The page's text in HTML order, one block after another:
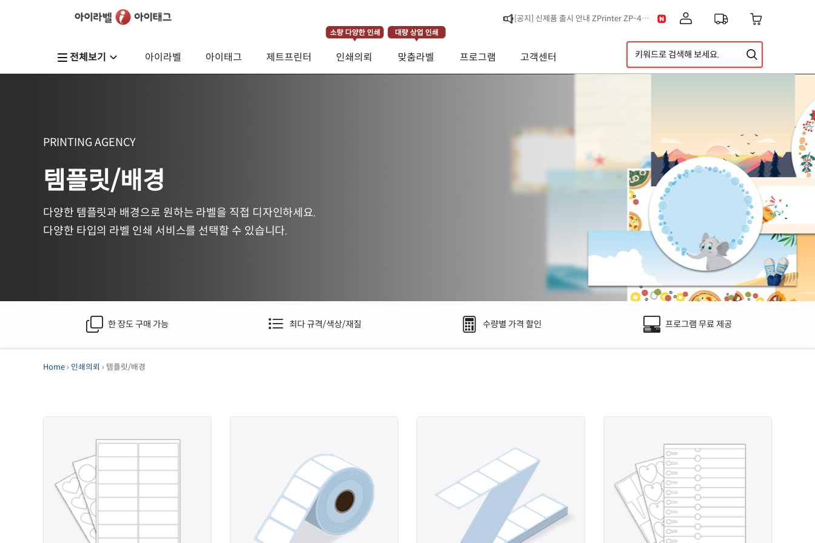
[공지] 신제품 출시 안내 ZPrinter ZP-4121B
[공지] 택배 없는 날 & 광복절 배송안내
[공지] 고객센터 운영시간 및 내선번호 변경 안내
[공지] 아이라벨 무료배송 기준 금액 변경 안내
전체보기 아이라벨 아이태그 제트프린터
소량 다양한 인쇄
인쇄의뢰
대량 상업 인쇄
맞춤라벨 프로그램 고객센터
PRINTING AGENCY
템플릿/배경
다양한 템플릿과 배경으로 원하는 라벨을 직접 디자인하세요.
다양한 타입의 라벨 인쇄 서비스를 선택할 수 있습니다.
한 장도 구매 가능 최다 규격/색상/재질 수량별 가격 할인 프로그램 무료 제공
Home› 인쇄의뢰 › 템플릿/배경